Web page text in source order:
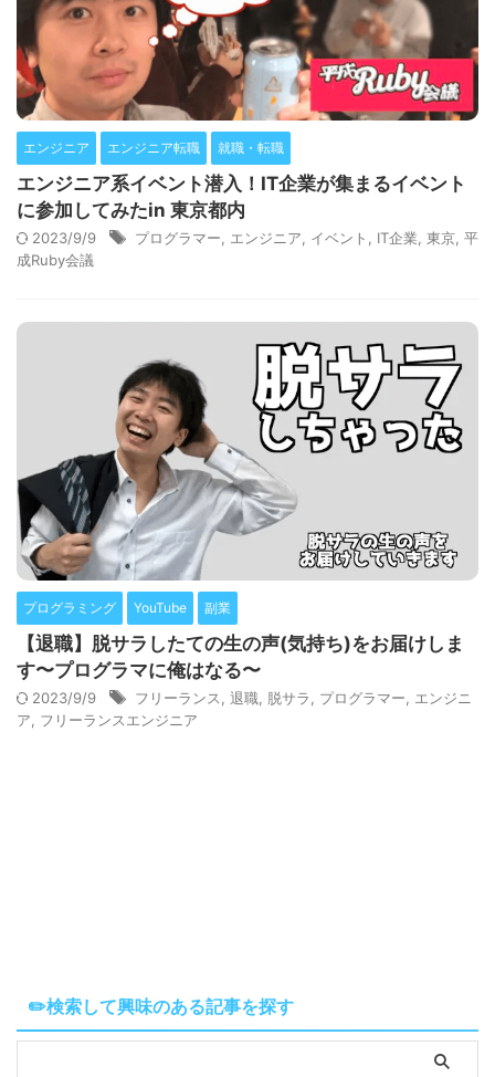
エンジニア エンジニア転職 就職・転職
エンジニア系イベント潜入！IT企業が集まるイベント
に参加してみたin 東京都内
2023/9/9 プログラマー エンジニア イベント IT企業 東京 平
成Ruby会議
プログラミング YouTube 副業
【退職】脱サラしたての生の声(気持ち)をお届けしま
す〜プログラマに俺はなる〜
2023/9/9 フリーランス, 退職, 脱サラ, プログラマー, エンジニ
ア, フリーランスエンジニア
✏️検索して興味のある記事を探す